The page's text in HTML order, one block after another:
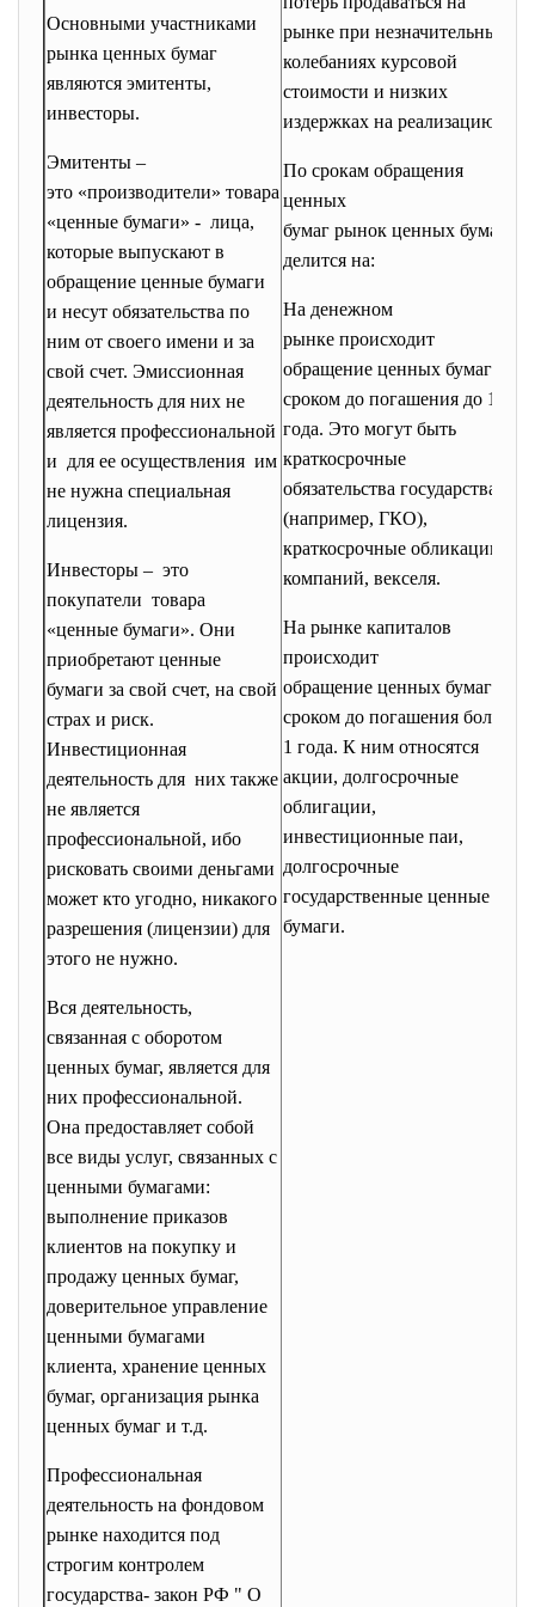
Основными участниками
рынка ценных бумаг
являются эмитенты,
инвесторы.
Эмитенты –
это «производители» товара
«ценные бумаги» - лица,
которые выпускают в
обращение ценные бумаги
и несут обязательства по
ним от своего имени и за
свой счет. Эмиссионная
деятельность для них не
является профессиональной
и для ее осуществления им
не нужна специальная
лицензия.
Инвесторы – это
покупатели товара
«ценные бумаги». Они
приобретают ценные
бумаги за свой счет, на свой
страх и риск.
Инвестиционная
деятельность для них также
не является
профессиональной, ибо
рисковать своими деньгами
может кто угодно, никакого
разрешения (лицензии) для
этого не нужно.
Вся деятельность,
связанная с оборотом
ценных бумаг, является для
них профессиональной.
Она предоставляет собой
все виды услуг, связанных с
ценными бумагами:
выполнение приказов
клиентов на покупку и
продажу ценных бумаг,
доверительное управление
ценными бумагами
клиента, хранение ценных
бумаг, организация рынка
ценных бумаг и т.д.
Профессиональная
деятельность на фондовом
рынке находится под
строгим контролем
государства- закон РФ " О
рынке при незначительных
колебаниях курсовой
стоимости и низких
издержках на реализацию.
По срокам обращения
ценных
бумаг рынок ценных бумаг
делится на:
На денежном
рынке происходит
обращение ценных бумаг со
сроком до погашения до 1
года. Это могут быть
краткосрочные
обязательства государства
(например, ГКО),
краткосрочные обликации
компаний, векселя.
На рынке капиталов
происходит
обращение ценных бумаг со
сроком до погашения более
1 года. К ним относятся
акции, долгосрочные
облигации,
инвестиционные паи,
долгосрочные
государственные ценные
бумаги.